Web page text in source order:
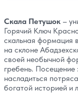
Скала Петушок –
Горячий Ключ
скальная формация
на склоне
своей необычной
гребень. Посещение
насладиться
богатой историей и